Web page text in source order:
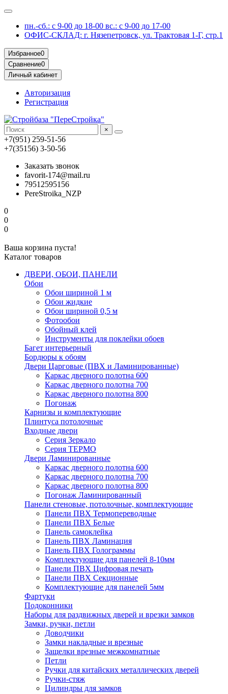
пн.-сб.: с 9-00 до 18-00 вс.: с 9-00 до 17-00
ОФИС-СКЛАД: г. Нязепетровск, ул. Трактовая 1-Г, стр.1
Избранное0
Сравнение0
Личный кабинет
Авторизация
Регистрация
×
+7(951) 259-51-56
+7(35156) 3-50-56
Заказать звонок
favorit-174@mail.ru
79512595156
PereStroika_NZP
0
0
0
Ваша корзина пуста!
Каталог товаров
ДВЕРИ, ОБОИ, ПАНЕЛИ
Обои
Обои шириной 1 м
Обои жидкие
Обои шириной 0,5 м
Фотообои
Обойный клей
Инструменты для поклейки обоев
Багет интерьерный
Бордюры к обоям
Двери Царговые (ПВХ и Ламинированные)
Каркас дверного полотна 600
Каркас дверного полотна 700
Каркас дверного полотна 800
Погонаж
Карнизы и комплектующие
Плинтуса потолочные
Входные двери
Серия Зеркало
Серия ТЕРМО
Двери Ламинированные
Каркас дверного полотна 600
Каркас дверного полотна 700
Каркас дверного полотна 800
Погонаж Ламинированный
Панели стеновые, потолочные, комплектующие
Панели ПВХ Термопереводные
Панели ПВХ Белые
Панель самоклейка
Панель ПВХ Ламинация
Панель ПВХ Голограммы
Комплектующие для панелей 8-10мм
Панели ПВХ Цифровая печать
Панели ПВХ Секционные
Комплектующие для панелей 5мм
Фартуки
Подоконники
Наборы для раздвижных дверей и врезки замков
Замки, ручки, петли
Доводчики
Замки накладные и врезные
Защелки врезные межкомнатные
Петли
Ручки для китайских металлических дверей
Ручки-стяж
Цилиндры для замков